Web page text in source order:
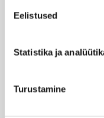
Eelistused
Statistika ja
Turustamine
Hind
Kaaviari